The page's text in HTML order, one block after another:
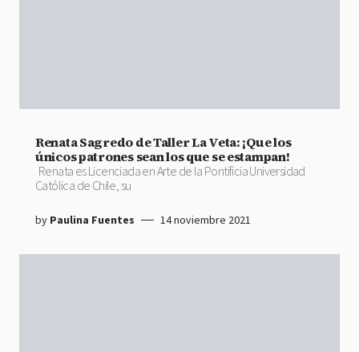
Renata Sagredo de Taller La Veta: ¡Que los
únicos patrones sean los que se estampan!
Renata es Licenciada en Arte de la Pontificia Universidad
Católica de Chile, su
by Paulina Fuentes 14 noviembre 2021